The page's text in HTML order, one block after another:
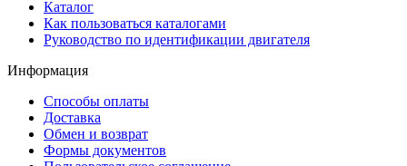
Каталог
Как пользоваться каталогами
Руководство по идентификации двигателя
Информация
Способы оплаты
Доставка
Обмен и возврат
Формы документов